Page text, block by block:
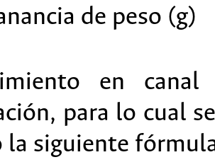
de peso (g)
en
para lo cual
la siguiente